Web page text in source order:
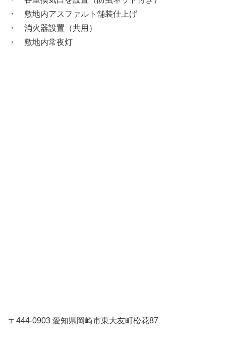
・ 敷地内アスファルト舗装仕上げ
・ 消火器設置（共用）
・ 敷地内常夜灯
〒444-0903 愛知県岡崎市東大友町松花87